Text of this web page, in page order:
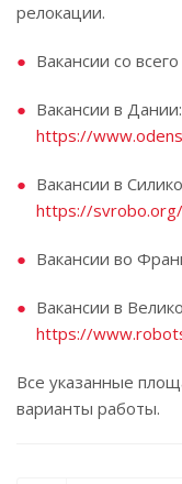
релокации.
Вакансии со
Вакансии в Дании:
https://
Вакансии в
https://
Вакансии во
Вакансии в
https://
Все указанные
варианты работы.